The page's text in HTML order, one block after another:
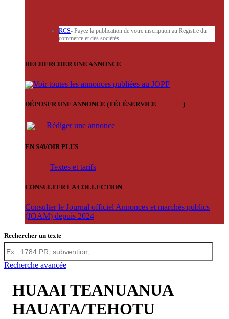
RCS- Payez la publication de votre inscription au Registre du
commerce et des sociétés.
RECHERCHER UNE ANNONCE
Voir toutes les annonces publiées au JOPF
DÉPOSER UNE ANNONCE (TÉLÉSERVICE )
Rédiger une annonce
EN SAVOIR PLUS
Textes et tarifs
CONSULTER LA COLLECTION
Consulter le Journal officiel Annonces et marchés publics
(JOAM) depuis 2024
Rechercher un texte
Recherche avancée
HUAAI TEANUANUA
HAUATA/TEHOTU